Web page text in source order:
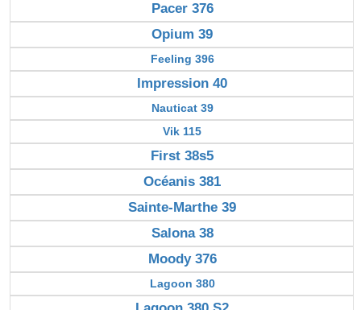
Pacer 376
Opium 39
Feeling 396
Impression 40
Nauticat 39
Vik 115
First 38s5
Océanis 381
Sainte-Marthe 39
Salona 38
Moody 376
Lagoon 380